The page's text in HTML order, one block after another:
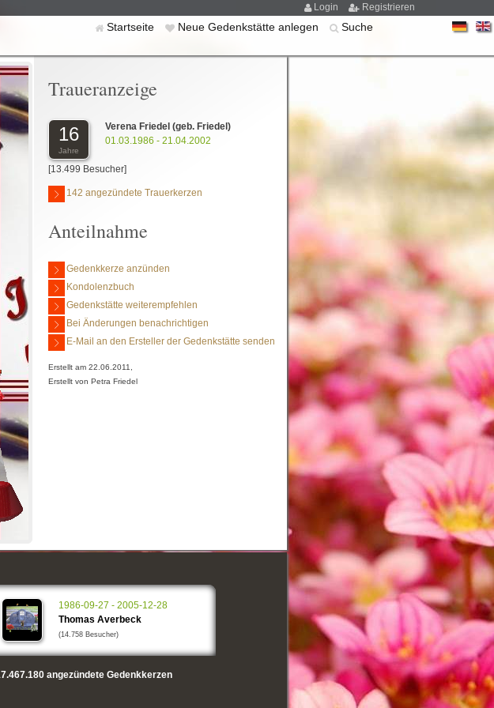
Login Registrieren
Startseite Neue Gedenkstätte anlegen Suche
Traueranzeige
16
Jahre
Verena Friedel (geb. Friedel)
01.03.1986 - 21.04.2002
[13.499 Besucher]
142 angezündete Trauerkerzen
Anteilnahme
Gedenkkerze anzünden
Kondolenzbuch
Gedenkstätte weiterempfehlen
Bei Änderungen benachrichtigen
E-Mail an den Ersteller der Gedenkstätte senden
Erstellt am 22.06.2011,
Erstellt von Petra Friedel
1986-09-27 - 2005-12-28
Thomas Averbeck
(14.758 Besucher)
angezündete Gedenkkerzen